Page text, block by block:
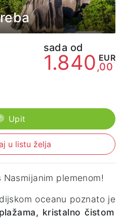
sada od
1.840 EUR
,00
Upit
u listu želja
plemenom!
oceanu poznato je
kristalno čistom